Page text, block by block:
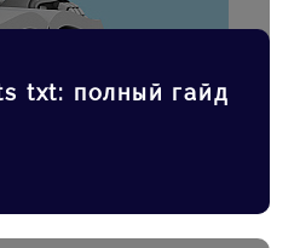
txt: полный гайд